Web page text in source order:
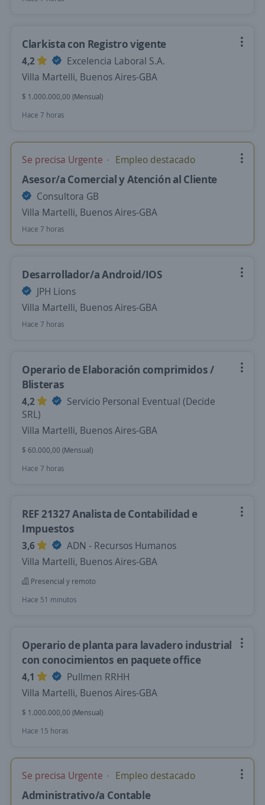
Clarkista con Registro vigente
4,2
Excelencia Laboral S.A.
Villa Martelli, Buenos Aires-GBA
$ 1.000.000,00 (Mensual)
Hace 7 horas
Se precisa Urgente Empleo destacado
Asesor/a Comercial y Atención al Cliente
Consultora GB
Villa Martelli, Buenos Aires-GBA
Hace 7 horas
Desarrollador/a Android/IOS
JPH Lions
Villa Martelli, Buenos Aires-GBA
Hace 7 horas
Operario de Elaboración comprimidos /
Blisteras
4,2
Servicio Personal Eventual (Decide
SRL)
Villa Martelli, Buenos Aires-GBA
$ 60.000,00 (Mensual)
Hace 7 horas
REF 21327 Analista de Contabilidad e
Impuestos
3,6
ADN - Recursos Humanos
Villa Martelli, Buenos Aires-GBA
Presencial y remoto
Hace 51 minutos
Operario de planta para lavadero industrial
con conocimientos en paquete office
4,1
Pullmen RRHH
Villa Martelli, Buenos Aires-GBA
$ 1.000.000,00 (Mensual)
Hace 15 horas
Se precisa Urgente Empleo destacado
Administrativo/a Contable